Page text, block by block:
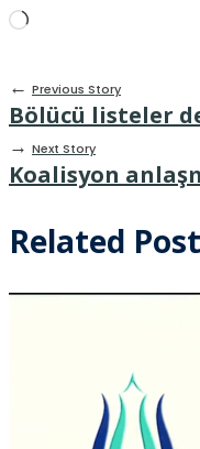
Wird
← Previous Story
Bölücü listeler
→ Next Story
Koalisyon
Related